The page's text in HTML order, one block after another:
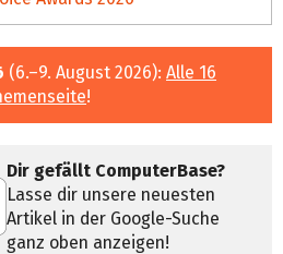
(6.–9. August 2026): Alle 16
!
Dir gefällt ComputerBase?
Lasse dir unsere neuesten
Artikel in der Google-Suche
ganz oben anzeigen!